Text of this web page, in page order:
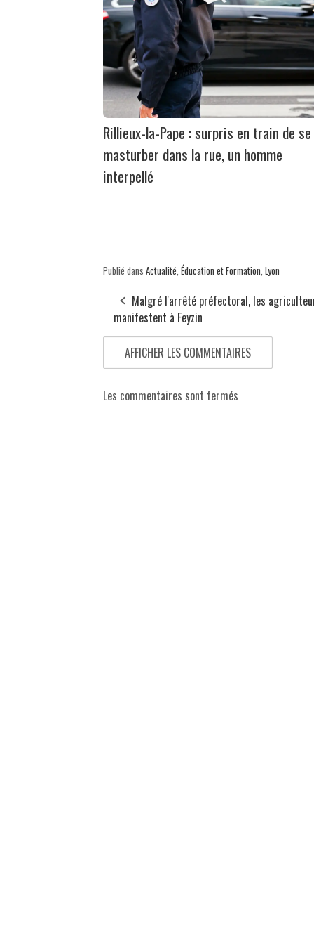
Rillieux-la-Pape : surpris en train de se
masturber dans la rue, un homme
interpellé
Publié dans Actualité Éducation et Formation Lyon
Malgré l'arrêté préfectoral, les
manifestent à Feyzin
AFFICHER LES COMMENTAIRES
Les commentaires sont fermés